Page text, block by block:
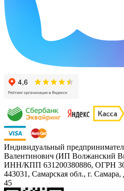
Индивидуальный
Валентинович (ИП Волжанский
ИНН/КПП 631200380886, ОГРН
443031, Самарская обл., г.
45